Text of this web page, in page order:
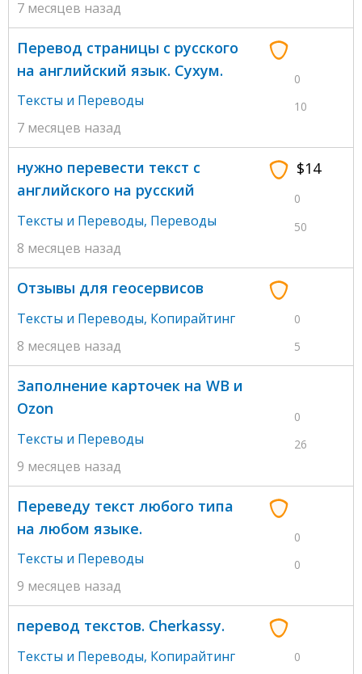
7 месяцев назад
0
10
Перевод страницы с русского
на английский язык. Сухум.
Тексты и Переводы
7 месяцев назад
$14
0
50
нужно перевести текст с
английского на русский
Тексты и Переводы, Переводы
8 месяцев назад
0
5
Отзывы для геосервисов
Тексты и Переводы, Копирайтинг
8 месяцев назад
0
26
Заполнение карточек на WB и
Ozon
Тексты и Переводы
9 месяцев назад
0
0
Переведу текст любого типа
на любом языке.
Тексты и Переводы
9 месяцев назад
0
перевод текстов. Cherkassy.
Тексты и Переводы, Копирайтинг